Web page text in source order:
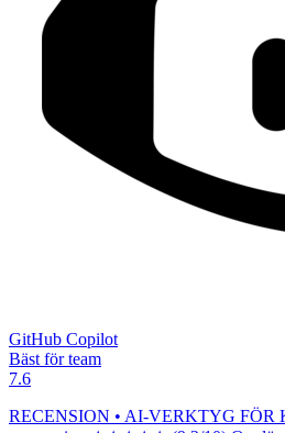
GitHub Copilot
Bäst för team
7.6
RECENSION • AI-VERKTYG FÖR